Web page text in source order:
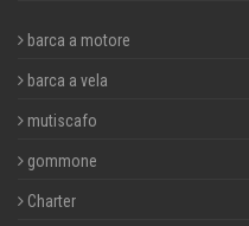
barca a motore
barca a vela
mutiscafo
gommone
Charter